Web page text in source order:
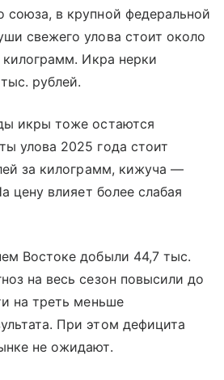
в крупной федеральной
свежего улова стоит около
килограмм. Икра нерки
рублей.
икры тоже остаются
улова 2025 года стоит
за килограмм, кижуча —
цену влияет более слабая
Востоке добыли 44,7 тыс.
на весь сезон повысили до
на треть меньше
При этом дефицита
не ожидают.